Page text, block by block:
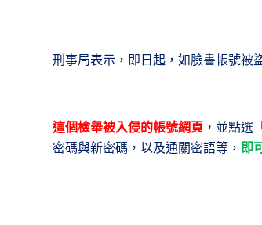
刑事局表示，即日起，如臉書帳號被
這個檢舉被入侵的帳號網頁 ，並點選
密碼與新密碼，以及通關密語等， 即